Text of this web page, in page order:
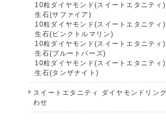
10粒ダイヤモンド(スイートエタニティ)
生石(サファイア)
10粒ダイヤモンド(スイートエタニティ)
生石(ピンクトルマリン)
10粒ダイヤモンド(スイートエタニティ)
生石(ブルートパーズ)
10粒ダイヤモンド(スイートエタニティ)
生石(タンザナイト)
スイートエタニティ ダイヤモンドリン
わせ